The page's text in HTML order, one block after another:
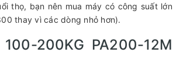
thọ, bạn nên mua máy có công suất lớn
thay vì các dòng nhỏ hơn).
200KG PA200-12M